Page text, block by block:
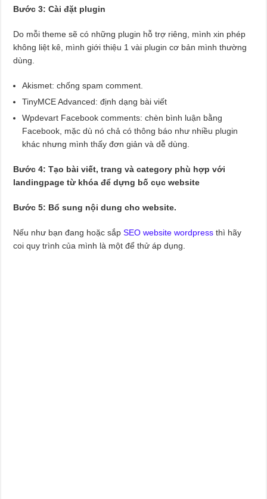
Bước 3: Cài đặt plugin
Do mỗi theme sẽ có những plugin hỗ trợ riêng, mình xin phép
không liệt kê, mình giới thiệu 1 vài plugin cơ bản mình thường
dùng.
Akismet: chống spam comment.
TinyMCE Advanced: định dạng bài viết
Wpdevart Facebook comments: chèn bình luận bằng
Facebook, mặc dù nó chả có thông báo như nhiều plugin
khác nhưng mình thấy đơn giản và dễ dùng.
Bước 4: Tạo bài viết, trang và category phù hợp với
landingpage từ khóa để dựng bố cục website
Bước 5: Bổ sung nội dung cho website.
Nếu như bạn đang hoặc sắpSEO website wordpress thì hãy
coi quy trình của mình là một để thử áp dụng.